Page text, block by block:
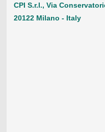
CPI S.r.l., Via
20122 Milano - Italy